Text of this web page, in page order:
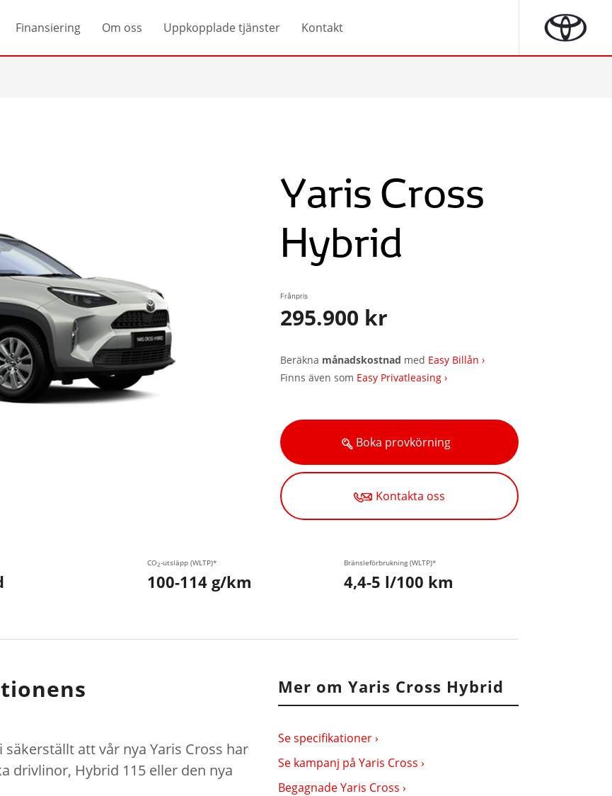
Finansiering Om oss Uppkopplade tjänster Kontakt
Yaris Cross
Hybrid
Frånpris
295.900 kr
Beräkna månadskostnad med Easy Billån ›
Finns även som Easy Privatleasing ›
Boka provkörning
Kontakta oss
CO2-utsläpp (WLTP)*
100-114 g/km
Bränsleförbrukning (WLTP)*
4,4-5 l/100 km
att vår nya Yaris Cross har
drivlinor, Hybrid 115 eller den nya
Mer om Yaris Cross Hybrid
Se specifikationer ›
Se kampanj på Yaris Cross ›
Begagnade Yaris Cross ›